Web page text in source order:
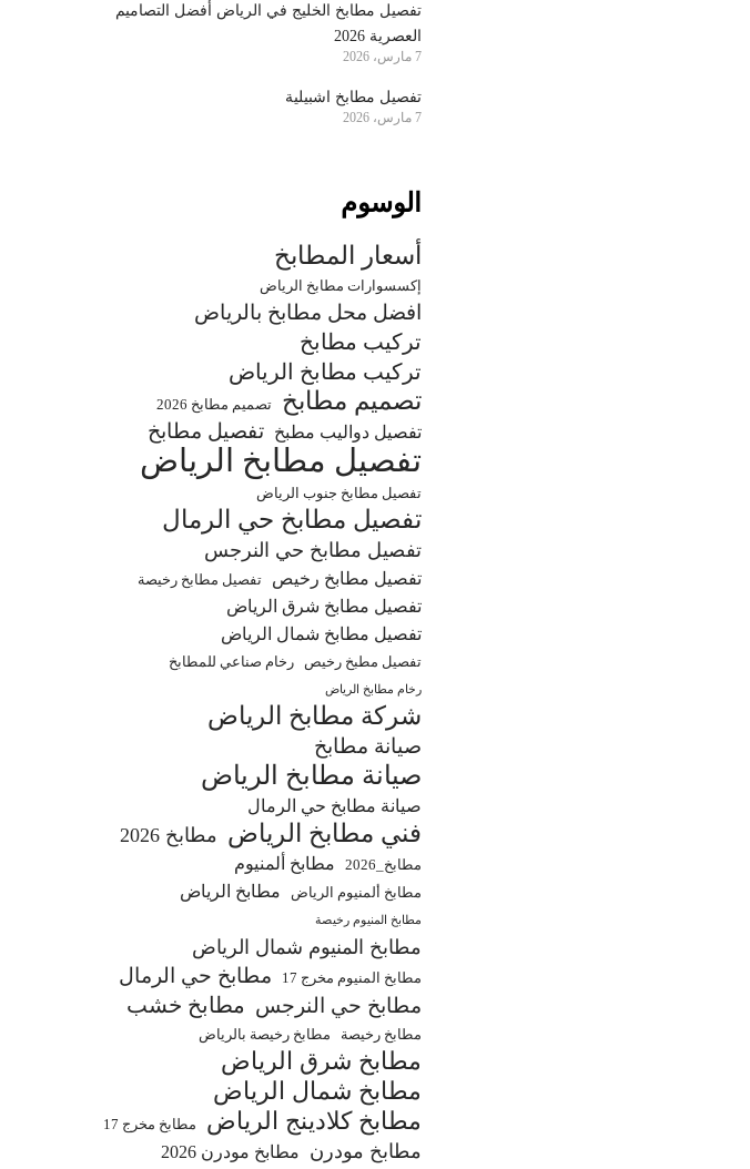
تفصيل مطابخ الخليج في الرياض أفضل التصاميم
العصرية 2026
7 مارس، 2026
تفصيل مطابخ اشبيلية
7 مارس، 2026
الوسوم
أسعار المطابخ
إكسسوارات مطابخ الرياض
افضل محل مطابخ بالرياض
تركيب مطابخ
تركيب مطابخ الرياض
تصميم مطابخ تصميم مطابخ 2026
تفصيل دواليب مطبخ تفصيل مطابخ
تفصيل مطابخ الرياض
تفصيل مطابخ جنوب الرياض
تفصيل مطابخ حي الرمال
تفصيل مطابخ حي النرجس
تفصيل مطابخ رخيص تفصيل مطابخ رخيصة
تفصيل مطابخ شرق الرياض
تفصيل مطابخ شمال الرياض
تفصيل مطبخ رخيص رخام صناعي للمطابخ
رخام مطابخ الرياض
شركة مطابخ الرياض
صيانة مطابخ
صيانة مطابخ الرياض
صيانة مطابخ حي الرمال
فني مطابخ الرياض مطابخ 2026
مطابخ_2026 مطابخ ألمنيوم
مطابخ ألمنيوم الرياض مطابخ الرياض
مطابخ المنيوم رخيصة
مطابخ المنيوم شمال الرياض
مطابخ المنيوم مخرج 17
مطابخ حي الرمال
مطابخ حي النرجس مطابخ خشب
مطابخ رخيصة مطابخ رخيصة بالرياض
مطابخ شرق الرياض
مطابخ شمال الرياض
مطابخ كلادينج الرياض
مطابخ مخرج 17
مطابخ مودرن مطابخ مودرن 2026